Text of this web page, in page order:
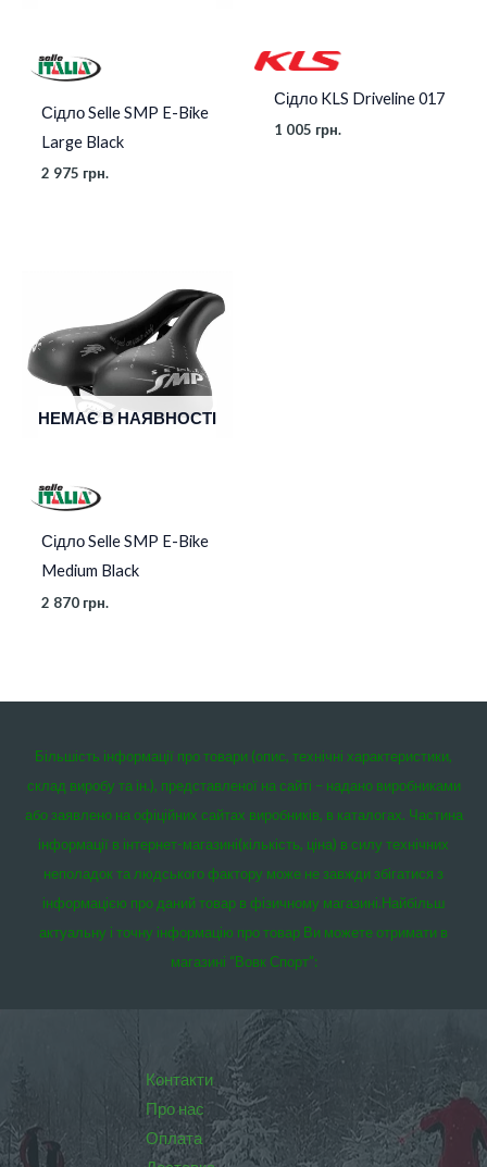
Сідло Selle SMP E-Bike
Large Black
2 975 грн.
Сідло KLS Driveline 017
1 005 грн.
НЕМАЄ В НАЯВНОСТІ
Сідло Selle SMP E-Bike
Medium Black
2 870 грн.
Більшість інформації про товари (опис, технічні характеристики,
склад виробу та ін.), представленої на сайті – надано виробниками
або заявлено на офіційних сайтах виробників, в каталогах. Частина
інформації в інтернет-магазині(кількість, ціна) в силу технічних
неполадок та людського фактору може не завжди збігатися з
інформацією про даний товар в фізичному магазині.Найбільш
актуальну і точну інформацію про товар Ви можете отримати в
магазині “Вовк Спорт”:
Контакти
Про нас
Оплата